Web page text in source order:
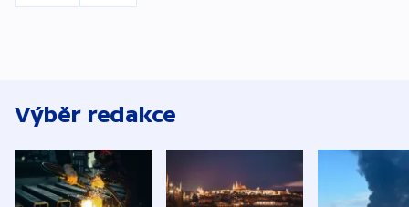
Výběr redakce